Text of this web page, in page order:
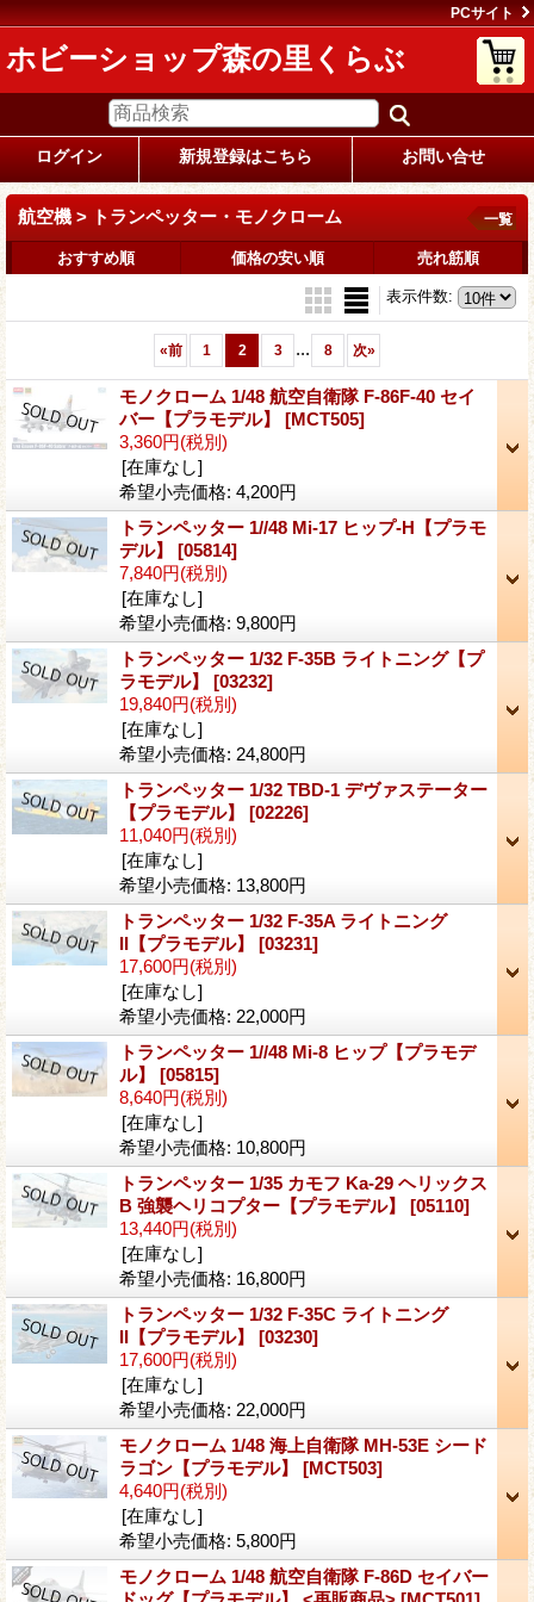
PCサイト
ホビーショップ森の里くらぶ
ログイン 新規登録はこちら お問い合せ
航空機 > トランペッター・モノクローム 一覧
おすすめ順 価格の安い順 売れ筋順
表示件数:
«前 1 2 3 ... 8 次»
モノクローム 1/48 航空自衛隊 F-86F-40 セイ
バー【プラモデル】 [MCT505]
3,360円(税別)
[在庫なし]
希望小売価格: 4,200円
トランペッター 1//48 Mi-17 ヒップ-H【プラモ
デル】 [05814]
7,840円(税別)
[在庫なし]
希望小売価格: 9,800円
トランペッター 1/32 F-35B ライトニング【プ
ラモデル】 [03232]
19,840円(税別)
[在庫なし]
希望小売価格: 24,800円
トランペッター 1/32 TBD-1 デヴァステーター
【プラモデル】 [02226]
11,040円(税別)
[在庫なし]
希望小売価格: 13,800円
トランペッター 1/32 F-35A ライトニング
II【プラモデル】 [03231]
17,600円(税別)
[在庫なし]
希望小売価格: 22,000円
トランペッター 1//48 Mi-8 ヒップ【プラモデ
ル】 [05815]
8,640円(税別)
[在庫なし]
希望小売価格: 10,800円
トランペッター 1/35 カモフ Ka-29 ヘリックス
B 強襲ヘリコプター【プラモデル】 [05110]
13,440円(税別)
[在庫なし]
希望小売価格: 16,800円
トランペッター 1/32 F-35C ライトニング
II【プラモデル】 [03230]
17,600円(税別)
[在庫なし]
希望小売価格: 22,000円
モノクローム 1/48 海上自衛隊 MH-53E シード
ラゴン【プラモデル】 [MCT503]
4,640円(税別)
[在庫なし]
希望小売価格: 5,800円
モノクローム 1/48 航空自衛隊 F-86D セイバー